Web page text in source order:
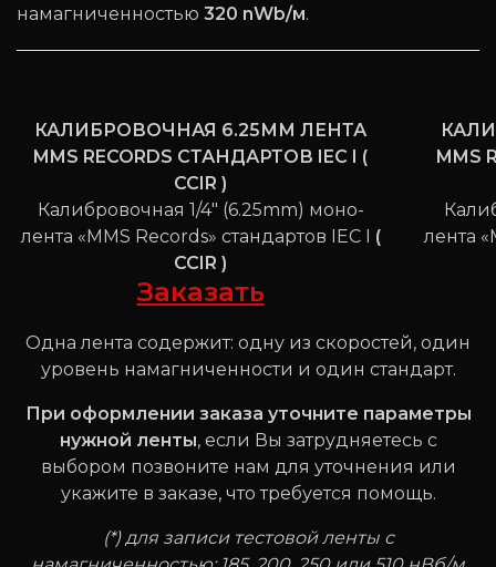
намагниченностью 320 nWb/м.
КАЛИБРОВОЧНАЯ 6.25ММ ЛЕНТА
MMS RECORDS СТАНДАРТОВ IEC I (
CCIR )
MMS
Калибровочная 1/4" (6.25mm) моно-
лента «MMS Records» стандартов IEC I (
CCIR )
лента
Заказать
Одна лента содержит: одну из скоростей, один
уровень намагниченности и один стандарт.
При оформлении заказа уточните параметры
нужной ленты, если Вы затрудняетесь с
выбором позвоните нам для уточнения или
укажите в заказе, что требуется помощь.
(*) для записи тестовой ленты с